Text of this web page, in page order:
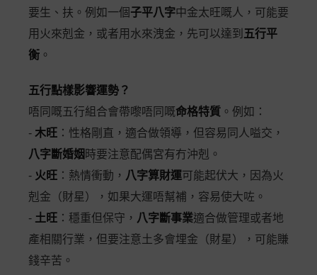
要生、扶。例如一個 子平八字中金太旺嘅人，可能要
用火來剋金，或者用水來洩金，先可以達到 五行平
衡 。
五行點樣影響運勢？
唔同嘅五行組合會帶嚟唔同嘅命格特質 。例如：
- 木旺 ：性格剛直，適合做領導，但容易同人嗌交，
八字斷婚姻 時要注意配偶宮有冇沖剋。
- 火旺 ：熱情衝動， 八字算財運可能起伏大，因為火
剋金（財星），如果大運唔幫補，容易使大咗。
- 土旺 ：穩重但保守， 八字斷事業適合做管理或者地
產相關行業，但要注意土多會埋金（財星），可能賺
錢辛苦。